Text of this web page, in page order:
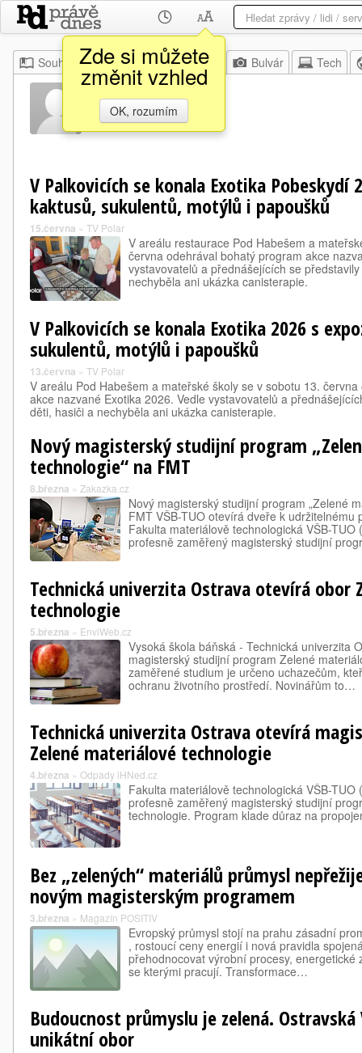
Zde si můžete
změnit vzhled
OK, rozumím
Souhrn Moje Z domova Bulvár Tech
Petr Lichý
V Palkovicích se konala Exotika Pobeskydí
kaktusů, sukulentů, motýlů i papoušků
15.června » TV Polar
V areálu restaurace Pod Habešem a
června odehrával bohatý program akce
vystavovatelů a přednášejících se
nechyběla ani ukázka canisterapie.
V Palkovicích se konala Exotika 2026 s
sukulentů, motýlů i papoušků
13.června » TV Polar
V areálu Pod Habešem a mateřské školy se v sobotu 13.
akce nazvané Exotika 2026. Vedle vystavovatelů a
děti, hasiči a nechyběla ani ukázka canisterapie.
Nový magisterský studijní program
technologie“ na FMT
8.března » Zakazka.cz
Nový magisterský studijní program „Zelené
FMT VŠB-TUO otevírá dveře k udržitelnému
Fakulta materiálově technologická VŠB-
profesně zaměřený magisterský studijní
Technická univerzita Ostrava otevírá obor
technologie
5.března » EnviWeb.cz
Vysoká škola báňská - Technická univerzita
magisterský studijní program Zelené
zaměřené studium je určeno uchazečům,
ochranu životního prostředí. Novinářům to…
Technická univerzita Ostrava otevírá
Zelené materiálové technologie
4.března » Odpady iHNed.cz
Fakulta materiálově technologická VŠB-
profesně zaměřený magisterský studijní
technologie. Program klade důraz na
Bez „zelených“ materiálů průmysl
novým magisterským programem
3.března » Magazín POSITIV
Evropský průmysl stojí na prahu zásadní
, rostoucí ceny energií i nová pravidla
přehodnocovat výrobní procesy, energetické
se kterými pracují. Transformace…
Budoucnost průmyslu je zelená. Ostravská
unikátní obor